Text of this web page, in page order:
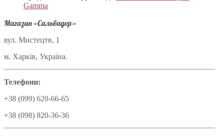
Gamma
Магазин «Сальвадор»
вул. Мистецтв, 1
м. Харків, Україна.
Телефони:
+38 (099) 620-66-65
+38 (098) 820-36-36